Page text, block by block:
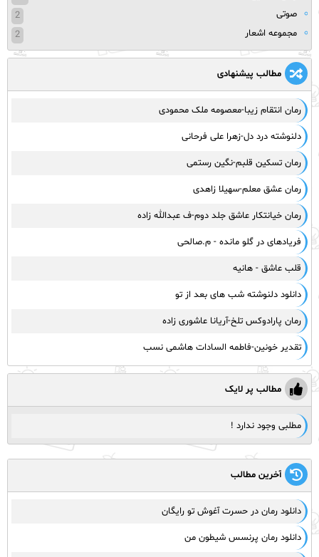
صوتی
2
مجموعه اشعار
2
مطالب پیشنهادی
رمان انتقام زیبا-معصومه ملک محمودی
دلنوشته درد دل-زهرا علی فرحانی
رمان تسکین قلبم-نگین رستمی
رمان عشق معلم-سهیلا زاهدی
رمان خیانتکار عاشق جلد دوم-ف عبدالله زاده
فریادهای در گلو مانده - م.صالحی
قلب عاشق - هانیه
دانلود دلنوشته شب های بعد از تو
رمان پارادوکس تلخ-آریانا عاشوری زاده
تقدیر خونین-فاطمه السادات هاشمی نسب
مطالب پر لایک
مطلبی وجود ندارد !
آخرین مطالب
دانلود رمان در حسرت آغوش تو رایگان
دانلود رمان پرنسس شیطون من